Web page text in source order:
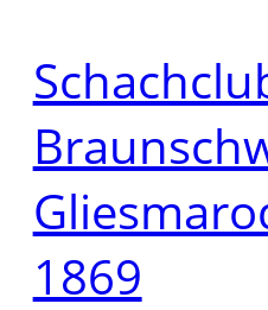
Zum
Inhalt
springen
1869